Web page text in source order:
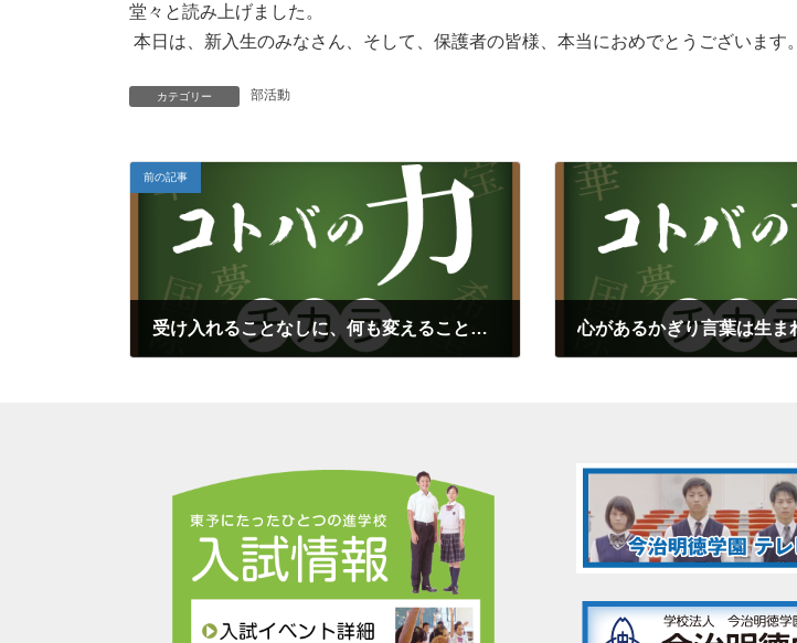
堂々と読み上げました。
本日は、新入生のみなさん、そして、保護者の皆様、本当におめでとうございます。
カテゴリー 部活動
前の記事
受け入れることなしに、何も変えることはできない（ユング）再